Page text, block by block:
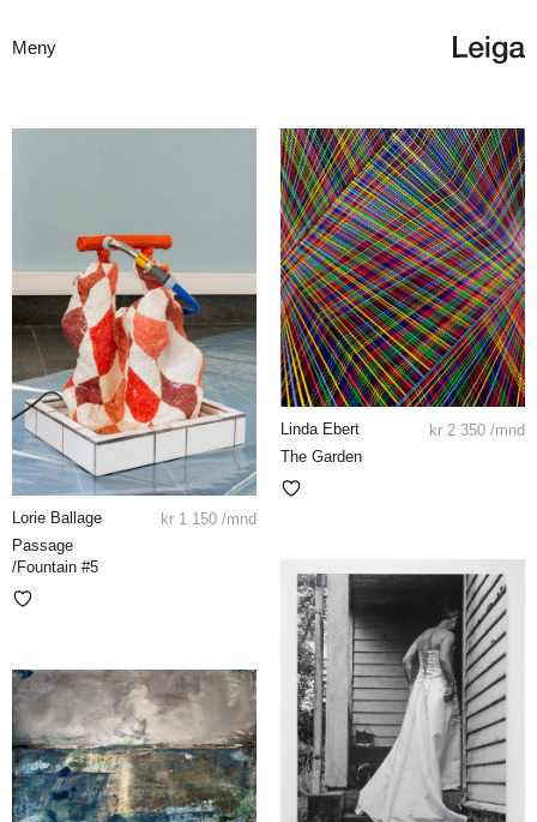
Meny
Lorie Ballage
Passage
/Fountain #5
kr 1 150 /mnd
Linda Ebert
The Garden
kr 2 350 /mnd